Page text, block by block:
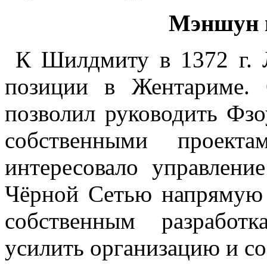
Мэншун
К Шилдмиту в 1372 г.
позиции в
позволил руководить
собственными
интересовало
Чёрной Сетью
собственным
усилить организацию и